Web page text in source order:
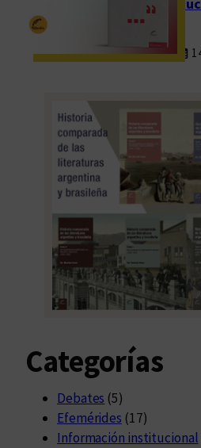
Categorías
Debates (5)
Efemérides (17)
Información institucional